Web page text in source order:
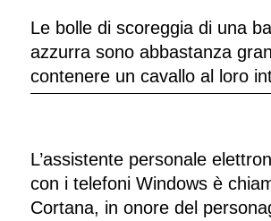
Le bolle di scoreggia di una
azzurra sono abbastanza
contenere un cavallo al loro
L’assistente personale
con i telefoni Windows è
Cortana, in onore del